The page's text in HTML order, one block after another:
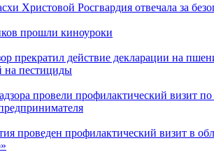
Христовой Росгвардия отвечала за
прошли киноуроки
прекратил действие декларации на
на пестициды
провели профилактический визит
проведен профилактический визит в